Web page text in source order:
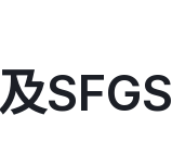
SFGS